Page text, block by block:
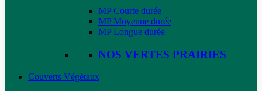
MP Courte durée
MP Moyenne durée
MP Longue durée
NOS VERTES PRAIRIES
Couverts Végétaux